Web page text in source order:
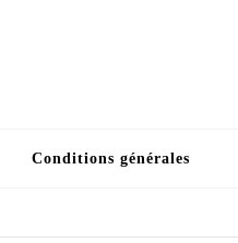
Conditions générales